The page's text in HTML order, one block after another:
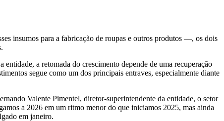
insumos para a fabricação de roupas e outros produtos —, os dois
a retomada do crescimento depende de uma recuperação
segue como um dos principais entraves, especialmente diante
Valente Pimentel, diretor-superintendente da entidade, o setor
a 2026 em um ritmo menor do que iniciamos 2025, mas ainda
em janeiro.